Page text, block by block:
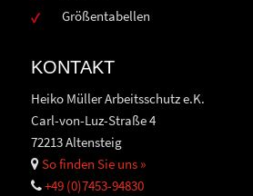
Größentabellen
KONTAKT
Heiko Müller Arbeitsschutz e.K.
Carl-von-Luz-Straße 4
72213 Altensteig
So finden Sie uns »
+49 (0)7453-94830